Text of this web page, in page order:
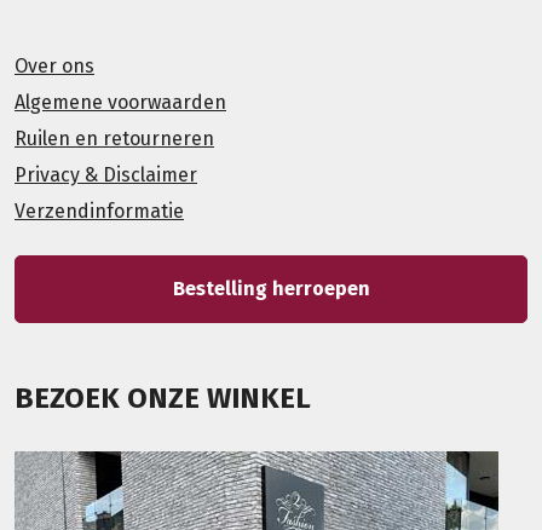
Over ons
Algemene voorwaarden
Ruilen en retourneren
Privacy & Disclaimer
Verzendinformatie
Bestelling herroepen
BEZOEK ONZE WINKEL